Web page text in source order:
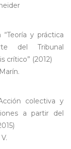
“Teoría y práctica
del Tribunal
crítico” (2012)
colectiva y
a partir del